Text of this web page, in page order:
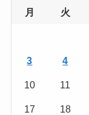
月 火
3 4
10 11
17 18